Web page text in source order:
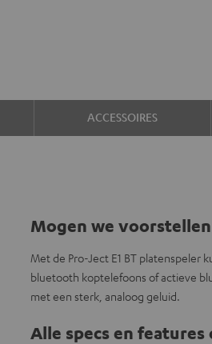
ACCESSOIRES
Mogen we voorstellen
Met de Pro-Ject E1 BT platenspeler
bluetooth koptelefoons of actieve
met een sterk, analoog geluid.
Alle specs en features